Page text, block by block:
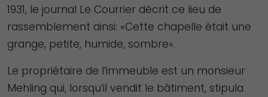
1931, le journal Le Courrier décrit ce lieu de
rassemblement ainsi: «Cette chapelle était une
grange, petite, humide, sombre».
Le propriétaire de l’immeuble est un monsieur
Mehling qui, lorsqu’il vendit le bâtiment, stipula